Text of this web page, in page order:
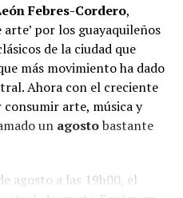
Febres-Cordero,
por los guayaquileños
de la ciudad que
más movimiento ha dado
Ahora con el creciente
arte, música y
un agostobastante
agosto a las 19h00, el